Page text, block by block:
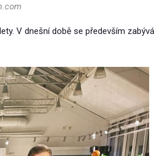
V dnešní době se především zabývá